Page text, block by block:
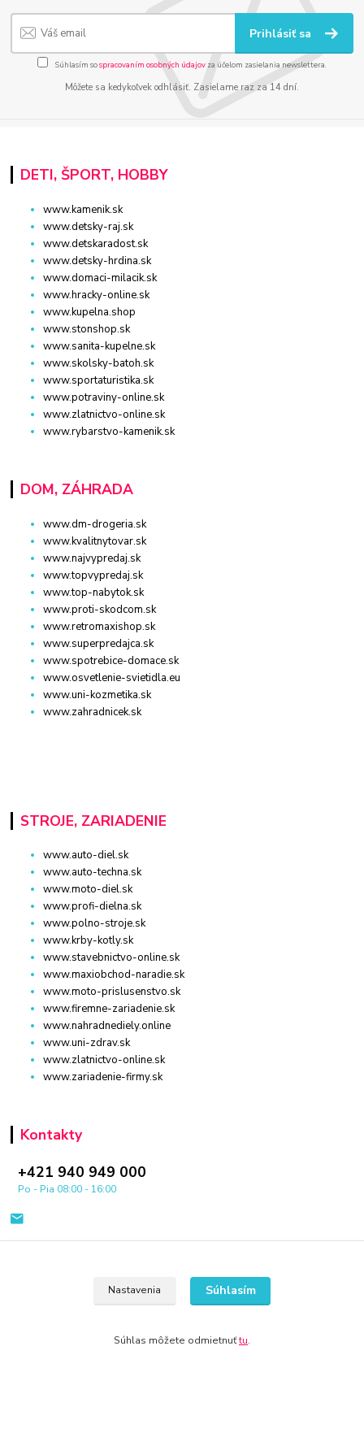
Prihlásiť sa
Súhlasím sospracovaním osobných údajov za účelom zasielania newslettera.
Môžete sa kedykoľvek odhlásiť. Zasielame raz za 14 dní.
DETI, ŠPORT, HOBBY
www.kamenik.sk
www.detsky-raj.sk
www.detskaradost.sk
www.detsky-hrdina.sk
www.domaci-milacik.sk
www.hracky-online.sk
www.kupelna.shop
www.stonshop.sk
www.sanita-kupelne.sk
www.skolsky-batoh.sk
www.sportaturistika.sk
www.potraviny-online.sk
www.zlatnictvo-online.sk
www.rybarstvo-kamenik.sk
DOM, ZÁHRADA
www.dm-drogeria.sk
www.kvalitnytovar.sk
www.najvypredaj.sk
www.topvypredaj.sk
www.top-nabytok.sk
www.proti-skodcom.sk
www.retromaxishop.sk
www.superpredajca.sk
www.spotrebice-domace.sk
www.osvetlenie-svietidla.eu
www.uni-kozmetika.sk
www.zahradnicek.sk
STROJE, ZARIADENIE
www.auto-diel.sk
www.auto-techna.sk
www.moto-diel.sk
www.profi-dielna.sk
www.polno-stroje.sk
www.krby-kotly.sk
www.stavebnictvo-online.sk
www.maxiobchod-naradie.sk
www.moto-prislusenstvo.sk
www.firemne-zariadenie.sk
www.nahradnediely.online
www.uni-zdrav.sk
www.zlatnictvo-online.sk
www.zariadenie-firmy.sk
Kontakty
+421 940 949 000
Po - Pia 08:00 - 16:00
© 2024 Všetky práva vyhradené KAMENIK.SK
Nastavenia Súhlasím
Súhlas môžete odmietnuťtu.